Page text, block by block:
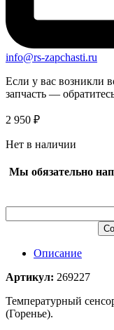
info@rs-zapchasti.ru
Если у вас возникли
запчасть —
2 950 ₽
Нет в наличии
Мы обязательно
Описание
Артикул: 269227
Температурный
(Горенье).